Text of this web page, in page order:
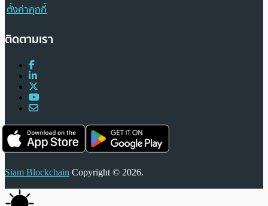
ตั้งค่าคุกกี้
ติดตามเรา
Siam Blockchain Copyright © 2026.